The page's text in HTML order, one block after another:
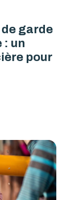
garde
: un
pour